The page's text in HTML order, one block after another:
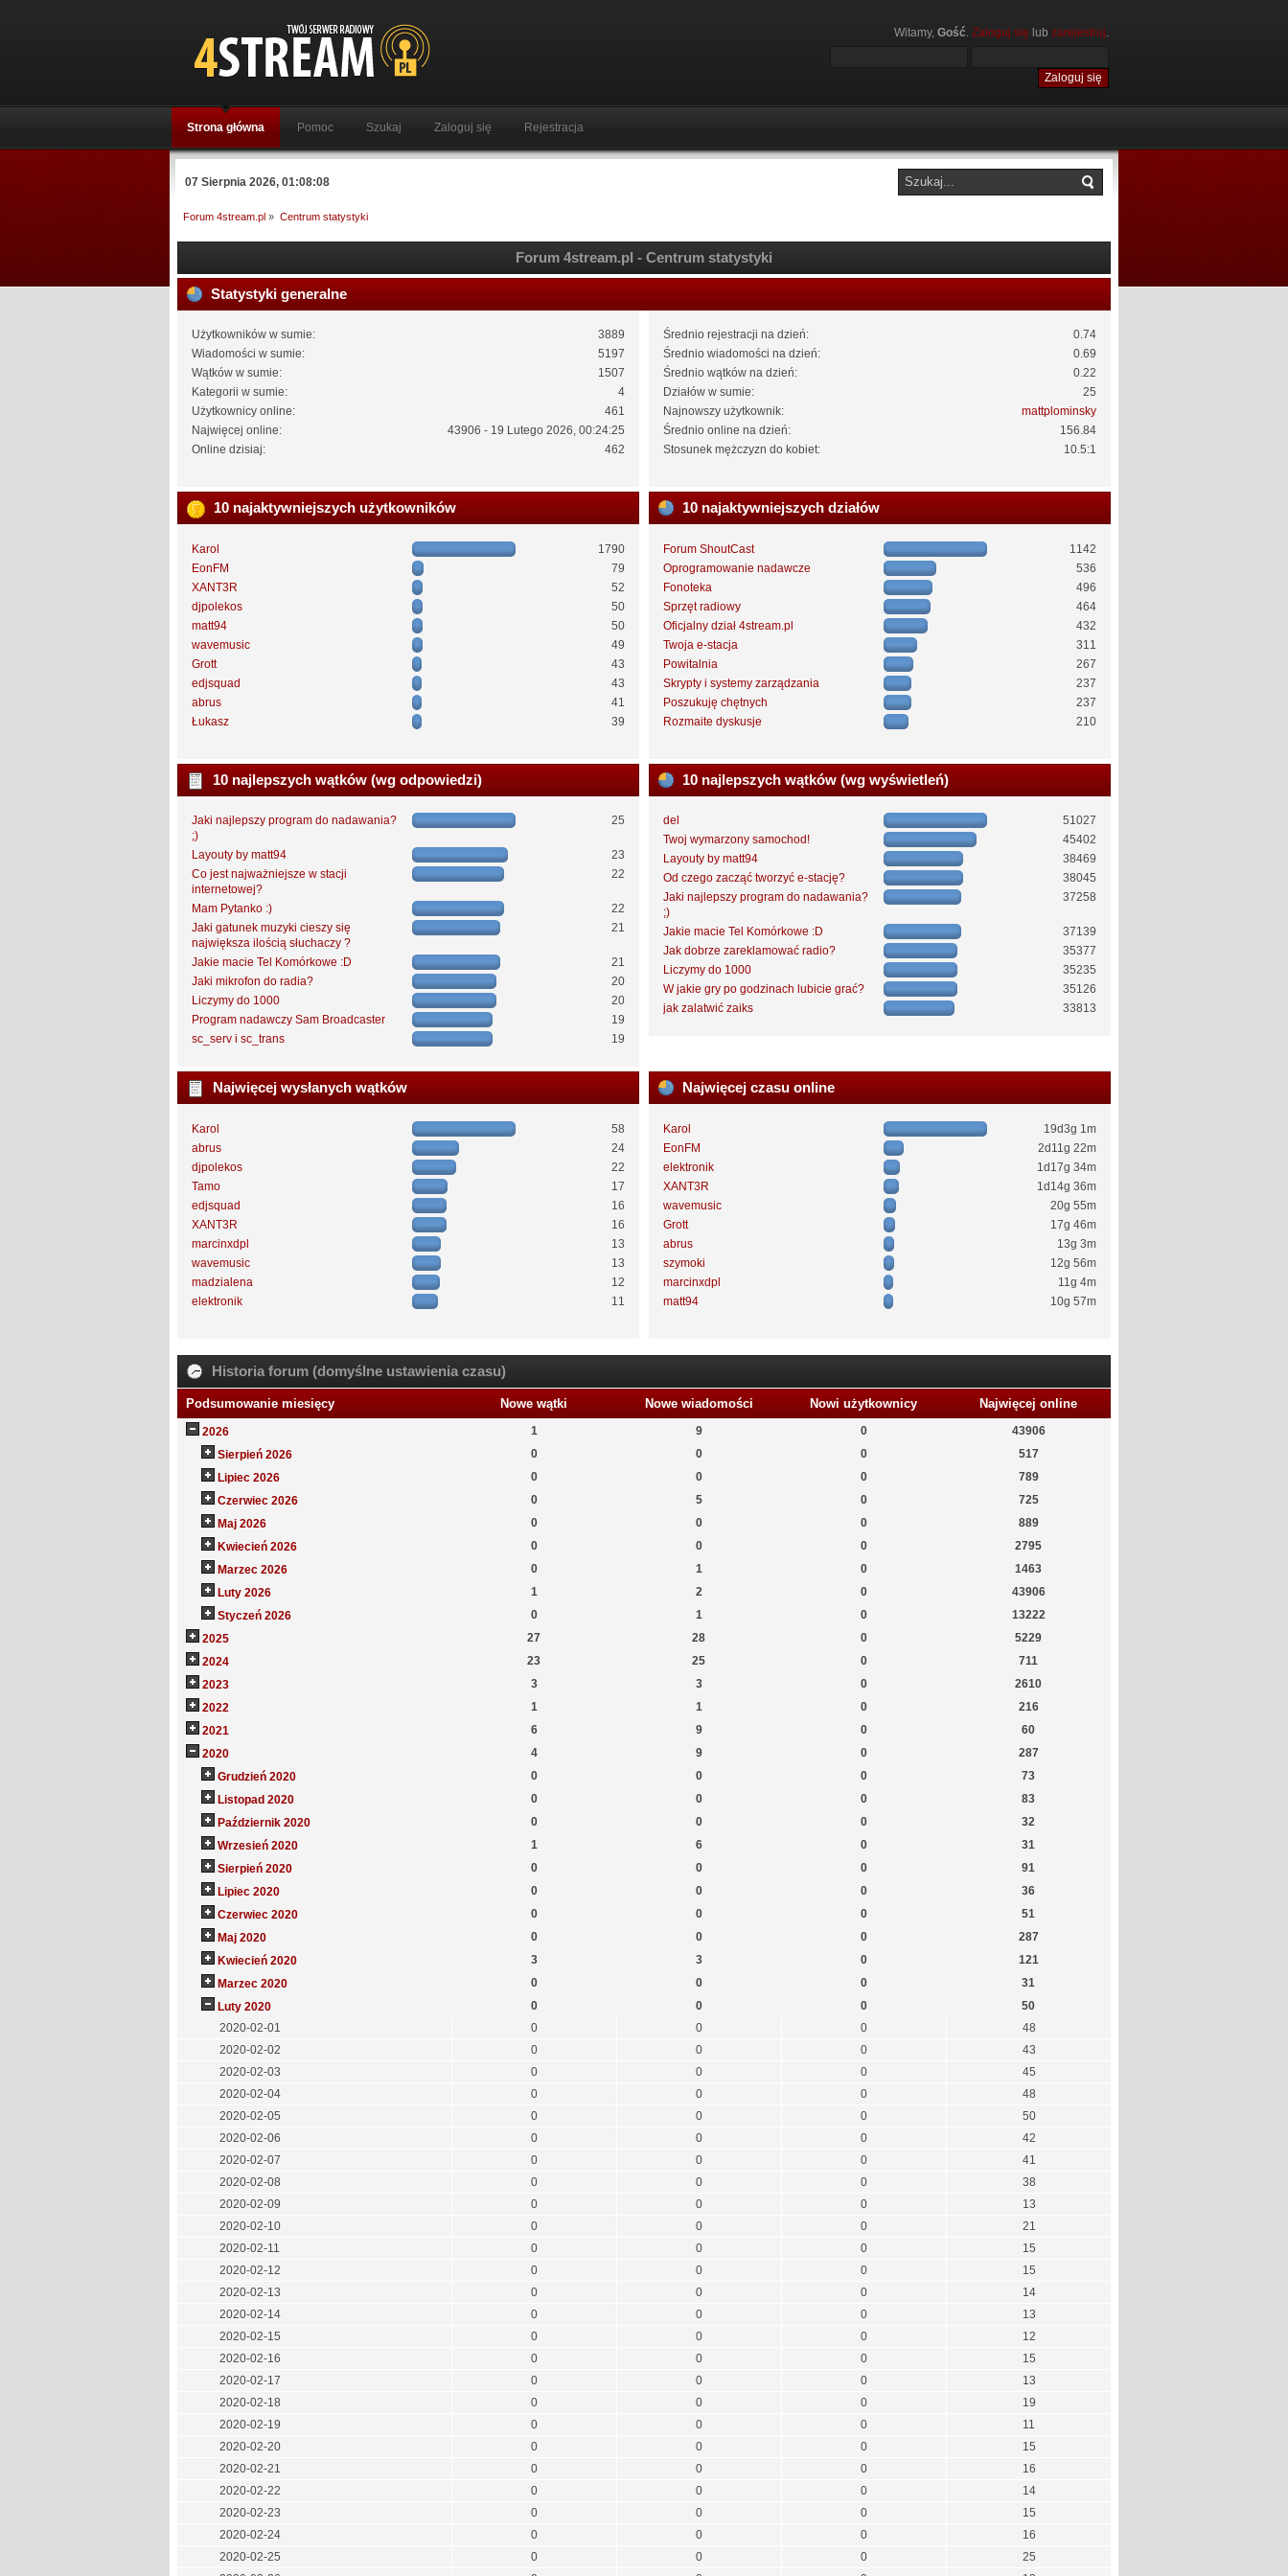
Witamy, Gość. Zaloguj się lub zarejestruj.
Strona główna Pomoc Szukaj Zaloguj się Rejestracja
07 Sierpnia 2026, 01:08:08
Forum 4stream.pl » Centrum statystyki
Forum 4stream.pl - Centrum statystyki
Statystyki generalne
Użytkowników w sumie:
3889
Wiadomości w sumie:
5197
Wątków w sumie:
1507
Kategorii w sumie:
4
Użytkownicy online:
461
Najwięcej online:
43906 - 19 Lutego 2026, 00:24:25
Online dzisiaj:
462
Średnio rejestracji na dzień:
0.74
Średnio wiadomości na dzień:
0.69
Średnio wątków na dzień:
0.22
Działów w sumie:
25
Najnowszy użytkownik:
mattplominsky
Średnio online na dzień:
156.84
Stosunek mężczyzn do kobiet:
10.5:1
10 najaktywniejszych użytkowników
Karol
1790
EonFM
79
XANT3R
52
djpolekos
50
matt94
50
wavemusic
49
Grott
43
edjsquad
43
abrus
41
Łukasz
39
10 najaktywniejszych działów
Forum ShoutCast
1142
Oprogramowanie nadawcze
536
Fonoteka
496
Sprzęt radiowy
464
Oficjalny dział 4stream.pl
432
Twoja e-stacja
311
Powitalnia
267
Skrypty i systemy zarządzania
237
Poszukuję chętnych
237
Rozmaite dyskusje
210
10 najlepszych wątków (wg odpowiedzi)
Jaki najlepszy program do nadawania?
;)
25
Layouty by matt94
23
Co jest najważniejsze w stacji
internetowej?
22
Mam Pytanko :)
22
Jaki gatunek muzyki cieszy się
największa ilością słuchaczy ?
21
Jakie macie Tel Komórkowe :D
21
Jaki mikrofon do radia?
20
Liczymy do 1000
20
Program nadawczy Sam Broadcaster
19
sc_serv i sc_trans
19
10 najlepszych wątków (wg wyświetleń)
del
51027
Twoj wymarzony samochod!
45402
Layouty by matt94
38469
Od czego zacząć tworzyć e-stację?
38045
Jaki najlepszy program do nadawania?
;)
37258
Jakie macie Tel Komórkowe :D
37139
Jak dobrze zareklamować radio?
35377
Liczymy do 1000
35235
W jakie gry po godzinach lubicie grać?
35126
jak zalatwić zaiks
33813
Najwięcej wysłanych wątków
Karol
58
abrus
24
djpolekos
22
Tamo
17
edjsquad
16
XANT3R
16
marcinxdpl
13
wavemusic
13
madzialena
12
elektronik
11
Najwięcej czasu online
Karol
19d3g 1m
EonFM
2d11g 22m
elektronik
1d17g 34m
XANT3R
1d14g 36m
wavemusic
20g 55m
Grott
17g 46m
abrus
13g 3m
szymoki
12g 56m
marcinxdpl
11g 4m
matt94
10g 57m
Historia forum (domyślne ustawienia czasu)
Podsumowanie miesięcy Nowe wątki Nowe wiadomości Nowi użytkownicy Najwięcej online
2026 1 9 0
43906
Sierpień 2026
0 0 0
517
Lipiec 2026
0 0 0
789
Czerwiec 2026
0 5 0
725
Maj 2026
0 0 0
889
Kwiecień 2026
0 0 0
2795
Marzec 2026
0 1 0
1463
Luty 2026
1 2 0
43906
Styczeń 2026
0 1 0
13222
2025
27 28 0
5229
2024
23 25 0
711
2023
3 3 0
2610
2022
1 1 0
216
2021
6 9 0
60
2020
4 9 0
287
Grudzień 2020
0 0 0
73
Listopad 2020
0 0 0
83
Październik 2020
0 0 0
32
Wrzesień 2020
1 6 0
31
Sierpień 2020
0 0 0
91
Lipiec 2020
0 0 0
36
Czerwiec 2020
0 0 0
51
Maj 2020
0 0 0
287
Kwiecień 2020
3 3 0
121
Marzec 2020
0 0 0
31
Luty 2020
0 0 0
50
2020-02-01
0 0 0
48
2020-02-02
0 0 0
43
2020-02-03
0 0 0
45
2020-02-04
0 0 0
48
2020-02-05
0 0 0
50
2020-02-06
0 0 0
42
2020-02-07
0 0 0
41
2020-02-08
0 0 0
38
2020-02-09
0 0 0
13
2020-02-10
0 0 0
21
2020-02-11
0 0 0
15
2020-02-12
0 0 0
15
2020-02-13
0 0 0
14
2020-02-14
0 0 0
13
2020-02-15
0 0 0
12
2020-02-16
0 0 0
15
2020-02-17
0 0 0
13
2020-02-18
0 0 0
19
2020-02-19
0 0 0
11
2020-02-20
0 0 0
15
2020-02-21
0 0 0
16
2020-02-22
0 0 0
14
2020-02-23
0 0 0
15
2020-02-24
0 0 0
16
2020-02-25
0 0 0
25